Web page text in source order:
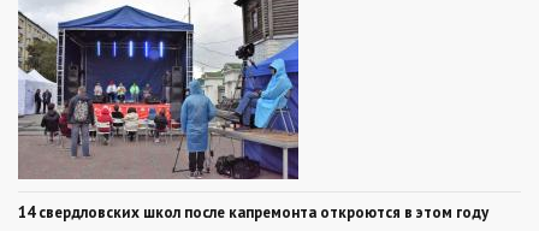
14 свердловских школ после капремонта откроются в этом году